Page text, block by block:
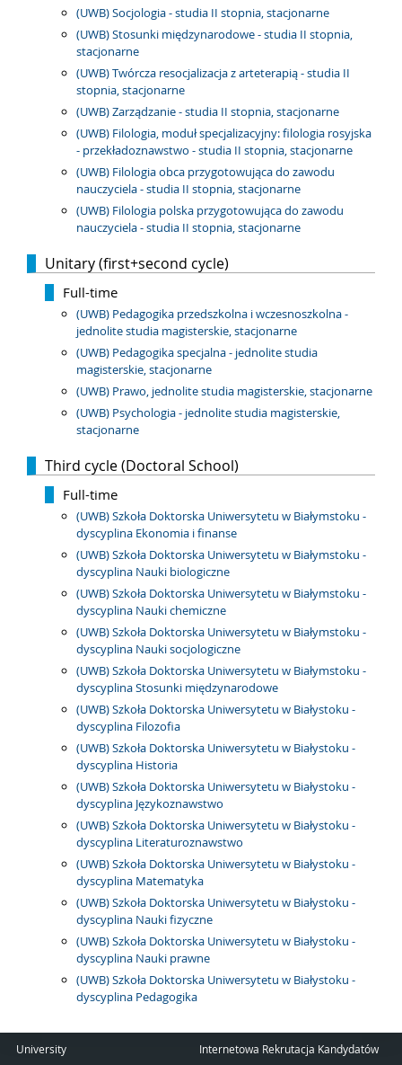
(UWB) Socjologia - studia II stopnia, stacjonarne
(UWB) Stosunki międzynarodowe - studia II stopnia,
stacjonarne
(UWB) Twórcza resocjalizacja z arteterapią - studia II
stopnia, stacjonarne
(UWB) Zarządzanie - studia II stopnia, stacjonarne
(UWB) Filologia, moduł specjalizacyjny: filologia rosyjska
- przekładoznawstwo - studia II stopnia, stacjonarne
(UWB) Filologia obca przygotowująca do zawodu
nauczyciela - studia II stopnia, stacjonarne
(UWB) Filologia polska przygotowująca do zawodu
nauczyciela - studia II stopnia, stacjonarne
Unitary (first+second cycle)
Full-time
(UWB) Pedagogika przedszkolna i wczesnoszkolna -
jednolite studia magisterskie, stacjonarne
(UWB) Pedagogika specjalna - jednolite studia
magisterskie, stacjonarne
(UWB) Prawo, jednolite studia magisterskie, stacjonarne
(UWB) Psychologia - jednolite studia magisterskie,
stacjonarne
Third cycle (Doctoral School)
Full-time
(UWB) Szkoła Doktorska Uniwersytetu w Białymstoku -
dyscyplina Ekonomia i finanse
(UWB) Szkoła Doktorska Uniwersytetu w Białymstoku -
dyscyplina Nauki biologiczne
(UWB) Szkoła Doktorska Uniwersytetu w Białymstoku -
dyscyplina Nauki chemiczne
(UWB) Szkoła Doktorska Uniwersytetu w Białymstoku -
dyscyplina Nauki socjologiczne
(UWB) Szkoła Doktorska Uniwersytetu w Białymstoku -
dyscyplina Stosunki międzynarodowe
(UWB) Szkoła Doktorska Uniwersytetu w Białystoku -
dyscyplina Filozofia
(UWB) Szkoła Doktorska Uniwersytetu w Białystoku -
dyscyplina Historia
(UWB) Szkoła Doktorska Uniwersytetu w Białystoku -
dyscyplina Językoznawstwo
(UWB) Szkoła Doktorska Uniwersytetu w Białystoku -
dyscyplina Literaturoznawstwo
(UWB) Szkoła Doktorska Uniwersytetu w Białystoku -
dyscyplina Matematyka
(UWB) Szkoła Doktorska Uniwersytetu w Białystoku -
dyscyplina Nauki fizyczne
(UWB) Szkoła Doktorska Uniwersytetu w Białystoku -
dyscyplina Nauki prawne
(UWB) Szkoła Doktorska Uniwersytetu w Białystoku -
dyscyplina Pedagogika
University
Internetowa Rekrutacja Kandydatów